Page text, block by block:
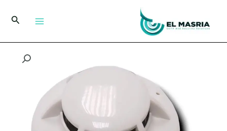
المحتوى
البحث